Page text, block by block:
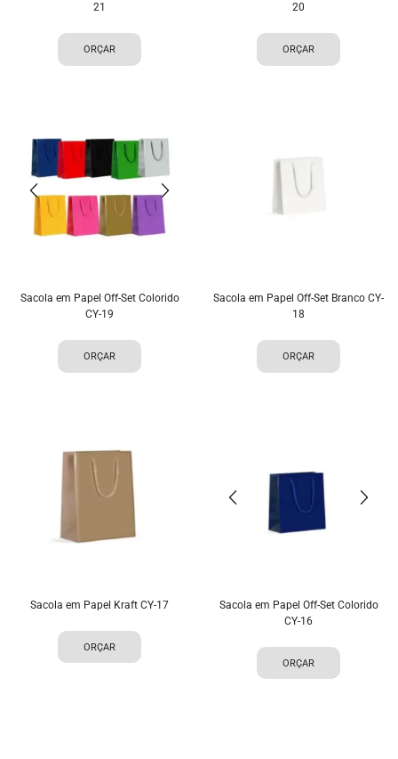
21
ORÇAR
20
ORÇAR
Sacola em Papel Off-Set Colorido
CY-19
ORÇAR
Sacola em Papel Off-Set Branco CY-
18
ORÇAR
Sacola em Papel Kraft CY-17
ORÇAR
Sacola em Papel Off-Set Colorido
CY-16
ORÇAR